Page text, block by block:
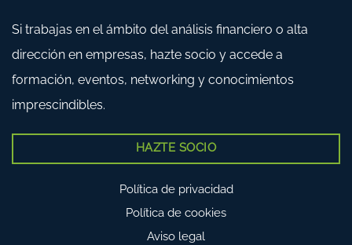
Si trabajas en el ámbito del análisis financiero o alta
dirección en empresas, hazte socio y accede a
formación, eventos, networking y conocimientos
imprescindibles.
HAZTE SOCIO
Política de privacidad
Política de cookies
Aviso legal